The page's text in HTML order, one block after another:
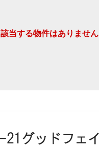
該当する物件はありません